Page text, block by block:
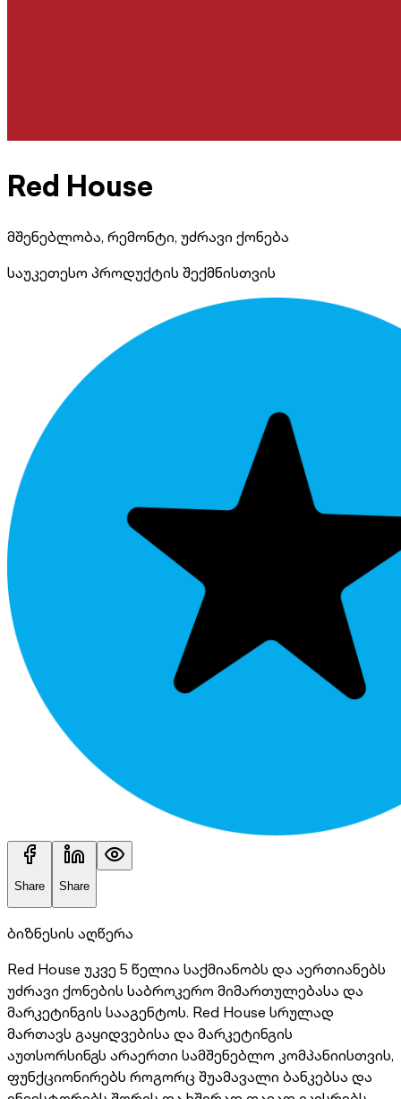
Red House
მშენებლობა, რემონტი, უძრავი ქონება
საუკეთესო პროდუქტის შექმნისთვის
Share Share
ბიზნესის აღწერა
Red House უკვე 5 წელია საქმიანობს და აერთიანებს
უძრავი ქონების საბროკერო მიმართულებასა და
მარკეტინგის სააგენტოს. Red House სრულად
მართავს გაყიდვებისა და მარკეტინგის
აუთსორსინგს არაერთი სამშენებლო კომპანიისთვის,
ფუნქციონირებს როგორც შუამავალი ბანკებსა და